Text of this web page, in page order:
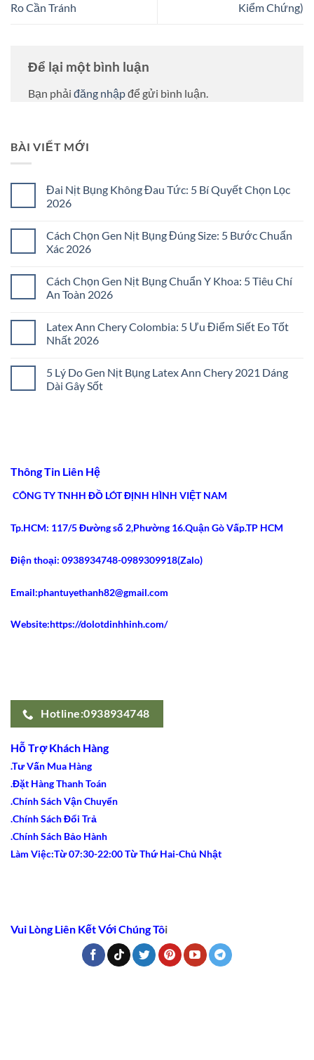
Ro Cần Tránh
Kiểm Chứng)
Để lại một bình luận
Bạn phải đăng nhậpđể gửi bình luận.
BÀI VIẾT MỚI
Đai Nịt Bụng Không Đau Tức: 5 Bí Quyết Chọn Lọc
2026
bình
luận
ở
Bụng
Không
Đau
Quyết
Chọn
Cách Chọn Gen Nịt Bụng Đúng Size: 5 Bước Chuẩn
Xác 2026
bình
luận
ở
Gen
Nịt
Bụng
5
Bước
Chuẩn
Cách Chọn Gen Nịt Bụng Chuẩn Y Khoa: 5 Tiêu Chí
An Toàn 2026
bình
luận
ở
Gen
Nịt
Bụng
2026
Latex Ann Chery Colombia: 5 Ưu Điểm Siết Eo Tốt
Nhất 2026
bình
luận
ở
Eo
Nhất
2026
5 Lý Do Gen Nịt Bụng Latex Ann Chery 2021 Dáng
Dài Gây Sốt
Gen
Bụng
Latex
2021
Gây
Sốt
Thông Tin Liên Hệ
CÔNG TY TNHH ĐỒ LÓT ĐỊNH HÌNH VIỆT NAM
Tp.HCM: 117/5 Đường số 2,Phường 16.Quận Gò Vấp.TP HCM
Điện thoại: 0938934748-0989309918(Zalo)
Email:phantuyethanh82@gmail.com
Website:https://dolotdinhhinh.com/
Hotline:0938934748
Hỗ Trợ Khách Hàng
.Tư Vấn Mua Hàng
.Đặt Hàng Thanh Toán
.Chính Sách Vận Chuyển
.Chính Sách Đổi Trả
.Chính Sách Bảo Hành
Làm Việc:Từ 07:30-22:00 Từ Thứ Hai-Chủ Nhật
Vui Lòng Liên Kết Với Chúng Tôi